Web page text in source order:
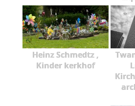
Heinz Schmedtz ,
Kinder kerkhof